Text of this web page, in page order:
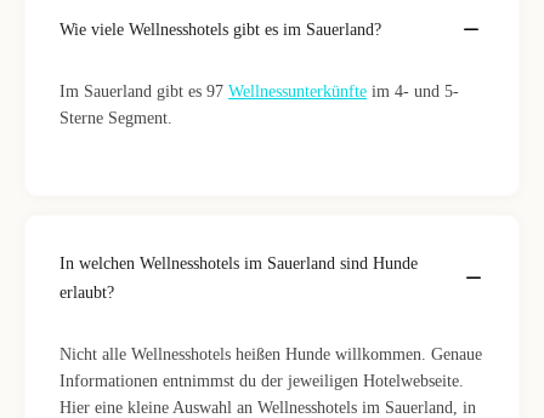
Wie viele Wellnesshotels gibt es im Sauerland?
Im Sauerland gibt es 97 Wellnessunterkünfte im 4- und 5-
Sterne Segment.
In welchen Wellnesshotels im Sauerland sind Hunde
erlaubt?
Nicht alle Wellnesshotels heißen Hunde willkommen. Genaue
Informationen entnimmst du der jeweiligen Hotelwebseite.
Hier eine kleine Auswahl an Wellnesshotels im Sauerland, in